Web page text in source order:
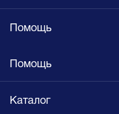
Помощь
Помощь
Каталог